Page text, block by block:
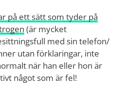
på ett sätt som tyder på
(är mycket
med sin telefon/
utan förklaringar, inte
när han eller hon är
något som är fel!